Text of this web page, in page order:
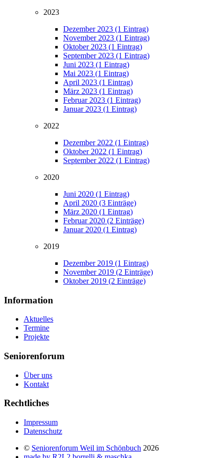
2023
Dezember 2023 (1 Eintrag)
November 2023 (1 Eintrag)
Oktober 2023 (1 Eintrag)
September 2023 (1 Eintrag)
Juni 2023 (1 Eintrag)
Mai 2023 (1 Eintrag)
April 2023 (1 Eintrag)
März 2023 (1 Eintrag)
Februar 2023 (1 Eintrag)
Januar 2023 (1 Eintrag)
2022
Dezember 2022 (1 Eintrag)
Oktober 2022 (1 Eintrag)
September 2022 (1 Eintrag)
2020
Juni 2020 (1 Eintrag)
April 2020 (3 Einträge)
März 2020 (1 Eintrag)
Februar 2020 (2 Einträge)
Januar 2020 (1 Eintrag)
2019
Dezember 2019 (1 Eintrag)
November 2019 (2 Einträge)
Oktober 2019 (2 Einträge)
Information
Aktuelles
Termine
Projekte
Seniorenforum
Über uns
Kontakt
Rechtliches
Impressum
Datenschutz
© Seniorenforum Weil im Schönbuch 2026